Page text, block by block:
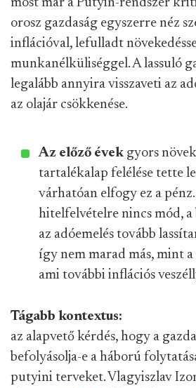
most már a Putyin-rendszer
orosz gazdaság egyszerre néz
inflációval, lefulladt
munkanélküliséggel. A lassuló
legalább annyira visszaveti az
az olajár csökkenése.
Az előző évek gyors
tartalékalap felélése tette
várhatóan elfogy ez a
hitelfelvételre nincs mód,
az adóemelés tovább
így nem marad más, mint
ami további inflációs
Tágabb kontextus:
az alapvető kérdés, hogy a
befolyásolja-e a háború
putyini terveket. Vlagyiszlav